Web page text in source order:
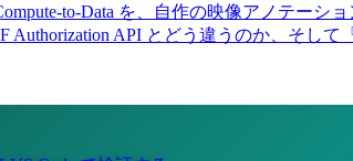
to-Data を、自作の映像アノテー
Authorization API とどう違うのか、そし